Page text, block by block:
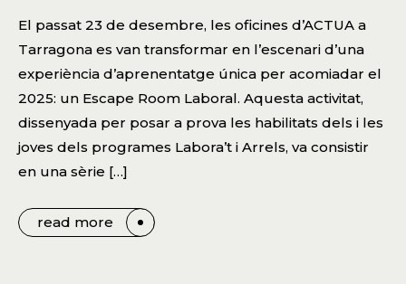
El passat 23 de desembre, les oficines d’ACTUA a
Tarragona es van transformar en l’escenari d’una
experiència d’aprenentatge única per acomiadar el
2025: un Escape Room Laboral. Aquesta activitat,
dissenyada per posar a prova les habilitats dels i les
joves dels programes Labora’t i Arrels, va consistir
en una sèrie […]
read more